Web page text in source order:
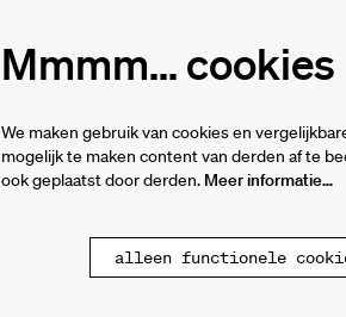
privacyverklaring
cookies
Mmmm... cookies
We maken gebruik van cookies en
mogelijk te maken content van derden af te
ook geplaatst door derden. Meer informatie…
alleen functionele